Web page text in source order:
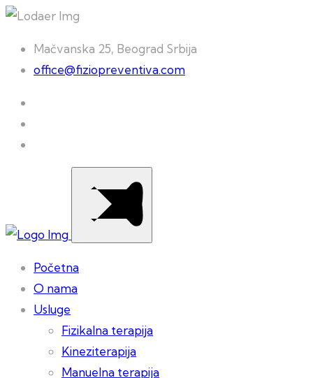
Mačvanska 25, Beograd Srbija
office@fiziopreventiva.com
Početna
O nama
Usluge
Fizikalna terapija
Kineziterapija
Manuelna terapija